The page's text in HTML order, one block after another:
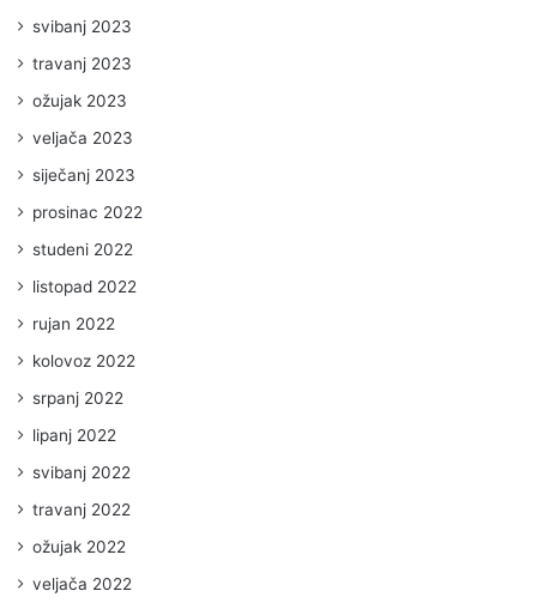
svibanj 2023
travanj 2023
ožujak 2023
veljača 2023
siječanj 2023
prosinac 2022
studeni 2022
listopad 2022
rujan 2022
kolovoz 2022
srpanj 2022
lipanj 2022
svibanj 2022
travanj 2022
ožujak 2022
veljača 2022